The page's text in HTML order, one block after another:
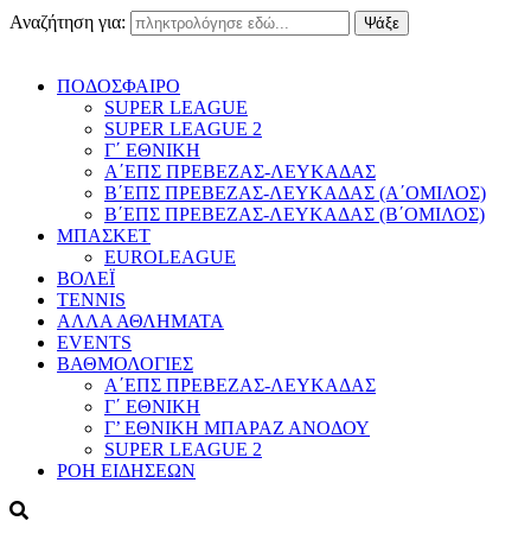
Αναζήτηση για:
ΠΟΔΟΣΦΑΙΡΟ
SUPER LEAGUE
SUPER LEAGUE 2
Γ΄ ΕΘΝΙΚΗ
Α΄ΕΠΣ ΠΡΕΒΕΖΑΣ-ΛΕΥΚΑΔΑΣ
Β΄ΕΠΣ ΠΡΕΒΕΖΑΣ-ΛΕΥΚΑΔΑΣ (Α΄ΟΜΙΛΟΣ)
Β΄ΕΠΣ ΠΡΕΒΕΖΑΣ-ΛΕΥΚΑΔΑΣ (Β΄ΟΜΙΛΟΣ)
ΜΠΑΣΚΕΤ
EUROLEAGUE
ΒΟΛΕΪ
TENNIS
ΑΛΛΑ ΑΘΛΗΜΑΤΑ
EVENTS
ΒΑΘΜΟΛΟΓΙΕΣ
Α΄ΕΠΣ ΠΡΕΒΕΖΑΣ-ΛΕΥΚΑΔΑΣ
Γ΄ ΕΘΝΙΚΗ
Γ’ ΕΘΝΙΚΗ ΜΠΑΡΑΖ ΑΝΟΔΟΥ
SUPER LEAGUE 2
ΡΟΗ ΕΙΔΗΣΕΩΝ